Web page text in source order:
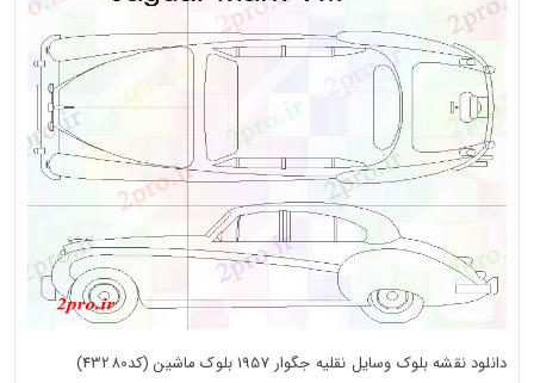
دانلود نقشه بلوک وسایل نقلیه جگوار 1957 بلوک ماشین (کد43280)